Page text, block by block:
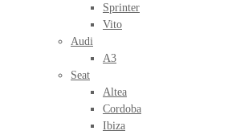
Sprinter
Vito
Audi
A3
Seat
Altea
Cordoba
Ibiza